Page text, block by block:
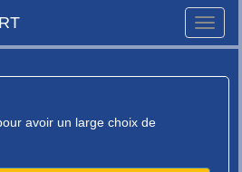
Toggle
avoir un large choix de